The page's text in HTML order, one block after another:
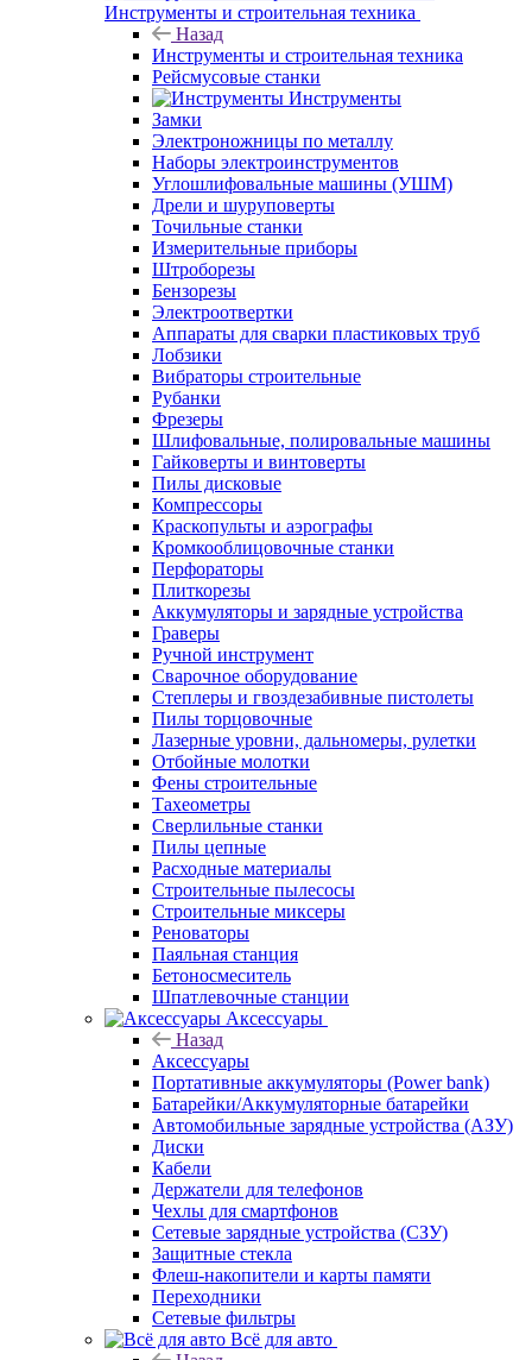
Инструменты и строительная техника
Назад
Инструменты и строительная техника
Рейсмусовые станки
Инструменты
Замки
Электроножницы по металлу
Наборы электроинструментов
Углошлифовальные машины (УШМ)
Дрели и шуруповерты
Точильные станки
Измерительные приборы
Штроборезы
Бензорезы
Электроотвертки
Аппараты для сварки пластиковых труб
Лобзики
Вибраторы строительные
Рубанки
Фрезеры
Шлифовальные, полировальные машины
Гайковерты и винтоверты
Пилы дисковые
Компрессоры
Краскопульты и аэрографы
Кромкооблицовочные станки
Перфораторы
Плиткорезы
Аккумуляторы и зарядные устройства
Граверы
Ручной инструмент
Сварочное оборудование
Степлеры и гвоздезабивные пистолеты
Пилы торцовочные
Лазерные уровни, дальномеры, рулетки
Отбойные молотки
Фены строительные
Тахеометры
Сверлильные станки
Пилы цепные
Расходные материалы
Строительные пылесосы
Строительные миксеры
Реноваторы
Паяльная станция
Бетоносмеситель
Шпатлевочные станции
Аксессуары
Назад
Аксессуары
Портативные аккумуляторы (Power bank)
Батарейки/Аккумуляторные батарейки
Автомобильные зарядные устройства (АЗУ)
Диски
Кабели
Держатели для телефонов
Чехлы для смартфонов
Сетевые зарядные устройства (СЗУ)
Защитные стекла
Флеш-накопители и карты памяти
Переходники
Сетевые фильтры
Всё для авто